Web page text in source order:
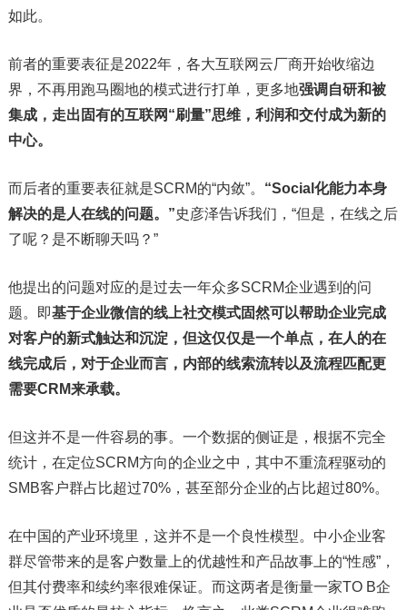
如此。
前者的重要表征是2022年，各大互联网云厂商开始收缩边
界，不再用跑马圈地的模式进行打单，更多地强调自研和被
集成，走出固有的互联网“刷量”思维，利润和交付成为新的
中心。
而后者的重要表征就是SCRM的“内敛”。 “Social化能力本身
解决的是人在线的问题。”史彦泽告诉我们，“但是，在线之后
了呢？是不断聊天吗？”
他提出的问题对应的是过去一年众多SCRM企业遇到的问
题。即基于企业微信的线上社交模式固然可以帮助企业完成
对客户的新式触达和沉淀，但这仅仅是一个单点，在人的在
线完成后，对于企业而言，内部的线索流转以及流程匹配更
需要CRM来承载。
但这并不是一件容易的事。一个数据的侧证是，根据不完全
统计，在定位SCRM方向的企业之中，其中不重流程驱动的
SMB客户群占比超过70%，甚至部分企业的占比超过80%。
在中国的产业环境里，这并不是一个良性模型。中小企业客
群尽管带来的是客户数量上的优越性和产品故事上的“性感”，
但其付费率和续约率很难保证。而这两者是衡量一家TO B企